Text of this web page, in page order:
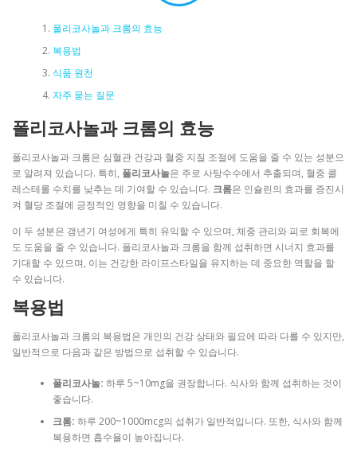
폴리코사놀과 크롬의 효능
복용법
식품 원천
자주 묻는 질문
폴리코사놀과 크롬의 효능
폴리코사놀과 크롬은 심혈관 건강과 혈중 지질 조절에 도움을 줄 수 있는 성분으
로 알려져 있습니다. 특히, 폴리코사놀은 주로 사탕수수에서 추출되며, 혈중 콜
레스테롤 수치를 낮추는 데 기여할 수 있습니다. 크롬은 인슐린의 효과를 증진시
켜 혈당 조절에 긍정적인 영향을 미칠 수 있습니다.
이 두 성분은 갱년기 여성에게 특히 유익할 수 있으며, 체중 관리와 피로 회복에
도 도움을 줄 수 있습니다. 폴리코사놀과 크롬을 함께 섭취하면 시너지 효과를
기대할 수 있으며, 이는 건강한 라이프스타일을 유지하는 데 중요한 역할을 할
수 있습니다.
복용법
폴리코사놀과 크롬의 복용법은 개인의 건강 상태와 필요에 따라 다를 수 있지만,
일반적으로 다음과 같은 방법으로 섭취할 수 있습니다.
폴리코사놀: 하루 5~10mg을 권장합니다. 식사와 함께 섭취하는 것이
좋습니다.
크롬: 하루 200~1000mcg의 섭취가 일반적입니다. 또한, 식사와 함께
복용하면 흡수율이 높아집니다.